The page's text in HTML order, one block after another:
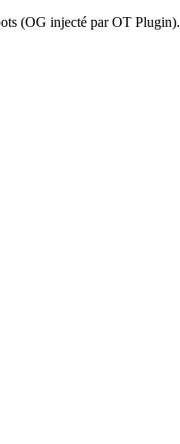
(OG injecté par OT Plugin).